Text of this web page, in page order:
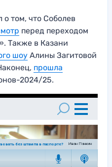
том, что Соболев
перед переходом
Также в Казани
шоу Алины Загитовой
прошла
2024/25.